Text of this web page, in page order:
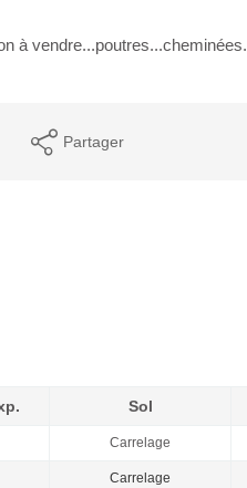
à
Partager
Sol
Carrelage
Carrelage